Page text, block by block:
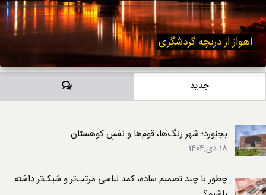
اهواز از دریچه گردشگری
جدید دیدگاه‌ها
بجنورد؛ شهر رنگ‌ها، قوم‌ها و نفسِ کوهستان
18 دی,1404
چطور با چند تصمیم ساده، کمد لباسی مرتب‌تر و شیک‌تر داشته